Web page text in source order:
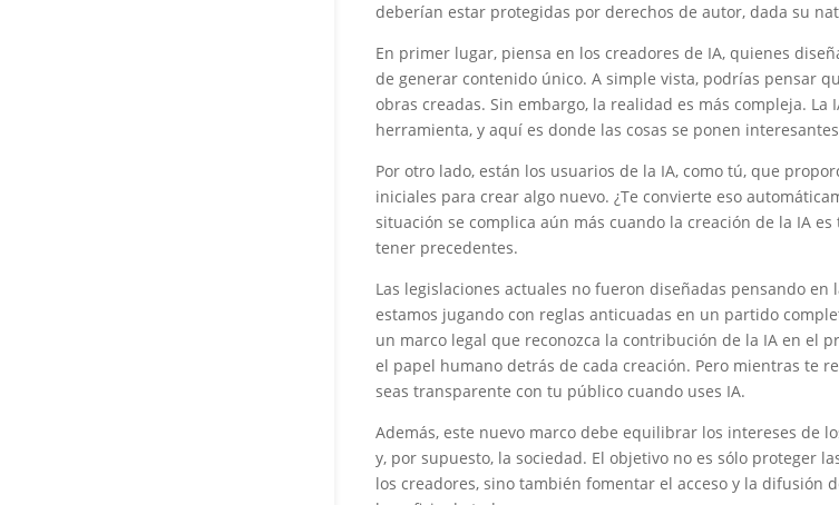
deberían estar protegidas por derechos de autor, dada su
En primer lugar, piensa en los creadores de IA, quienes
de generar contenido único. A simple vista, podrías pensar
obras creadas. Sin embargo, la realidad es más compleja. La
herramienta, y aquí es donde las cosas se ponen
Por otro lado, están los usuarios de la IA, como tú, que
iniciales para crear algo nuevo. ¿Te convierte eso
situación se complica aún más cuando la creación de la IA
tener precedentes.
Las legislaciones actuales no fueron diseñadas pensando en
estamos jugando con reglas anticuadas en un partido
un marco legal que reconozca la contribución de la IA en el
el papel humano detrás de cada creación. Pero mientras te
seas transparente con tu público cuando uses IA.
Además, este nuevo marco debe equilibrar los intereses de
y, por supuesto, la sociedad. El objetivo no es sólo proteger
los creadores, sino también fomentar el acceso y la difusión